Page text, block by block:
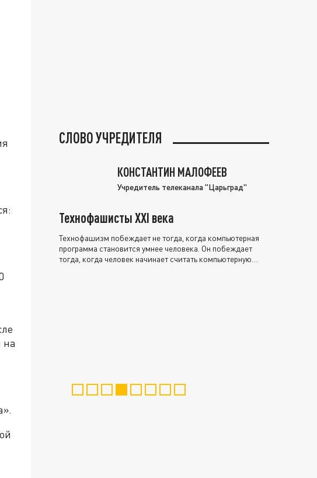
на
СЛОВО УЧРЕДИТЕЛЯ
КОНСТАНТИН МАЛОФЕЕВ
Учредитель телеканала "Царьград"
Технофашисты XXI века
Технофашизм побеждает не тогда, когда компьютерная
программа становится умнее человека. Он побеждает
тогда, когда человек начинает считать компьютерную